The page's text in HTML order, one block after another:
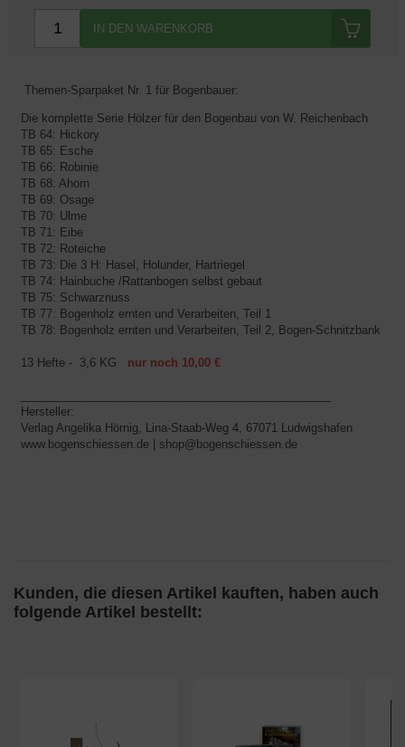
IN DEN WARENKORB
Themen-Sparpaket Nr. 1 für Bogenbauer:
Die komplette Serie Hölzer für den Bogenbau von W. Reichenbach
TB 64: Hickory
TB 65: Esche
TB 66: Robinie
TB 68: Ahorn
TB 69: Osage
TB 70: Ulme
TB 71: Eibe
TB 72: Roteiche
TB 73: Die 3 H: Hasel, Holunder, Hartriegel
TB 74: Hainbuche /Rattanbogen selbst gebaut
TB 75: Schwarznuss
TB 77: Bogenholz ernten und Verarbeiten, Teil 1
TB 78: Bogenholz ernten und Verarbeiten, Teil 2, Bogen-Schnitzbank
13 Hefte - 3,6 KG nur noch 10,00 €
Hersteller:
Verlag Angelika Hörnig, Lina-Staab-Weg 4, 67071 Ludwigshafen
www.bogenschiessen.de | shop@bogenschiessen.de
Kunden, die diesen Artikel kauften, haben auch
folgende Artikel bestellt: